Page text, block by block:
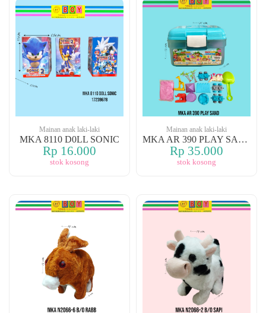
Mainan anak laki-laki
MKA 8110 D0LL SONIC
Rp 16.000
stok kosong
Mainan anak laki-laki
MKA AR 390 PLAY SAND
Rp 35.000
stok kosong